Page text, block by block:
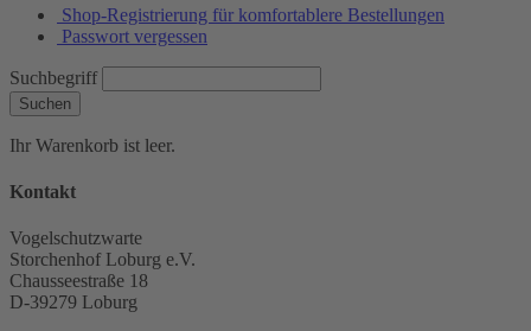
Shop-Registrierung für komfortablere Bestellungen
Passwort vergessen
Suchbegriff
Suchen
Ihr Warenkorb ist leer.
Kontakt
Vogelschutzwarte
Storchenhof Loburg e.V.
Chausseestraße 18
D-39279 Loburg